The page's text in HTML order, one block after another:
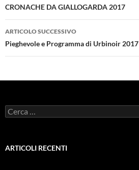
articolo
CRONACHE DA GIALLOGARDA 2017
ARTICOLO SUCCESSIVO
Pieghevole e Programma di Urbinoir 2017
Ricerca
per:
ARTICOLI RECENTI